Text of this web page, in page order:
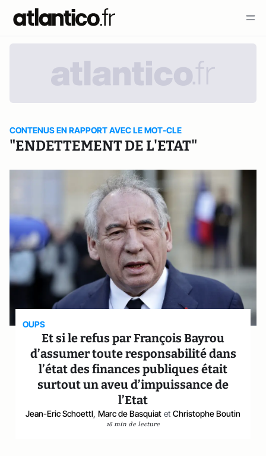
CONTENUS EN RAPPORT AVEC LE MOT-CLE
"ENDETTEMENT DE L'ETAT"
OUPS
Et si le refus par François Bayrou
d’assumer toute responsabilité dans
l’état des finances publiques était
surtout un aveu d’impuissance de
l’Etat
Jean-Eric Schoettl, Marc de Basquiat et Christophe Boutin
16 min de lecture